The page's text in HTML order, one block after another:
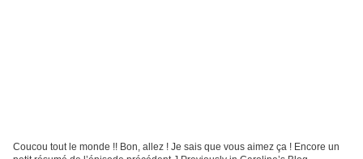
Coucou tout le monde !! Bon, allez ! Je sais que vous aimez ça ! Encore un